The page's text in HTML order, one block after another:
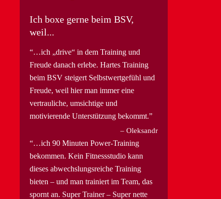
Ich boxe gerne beim BSV,
weil...
…ich „drive“ in dem Training und
Freude danach erlebe. Hartes Training
beim BSV steigert Selbstwertgefühl und
Freude, weil hier man immer eine
vertrauliche, umsichtige und
motivierende Unterstützung bekommt.
Oleksandr
…ich 90 Minuten Power-Training
bekommen. Kein Fitnessstudio kann
dieses abwechslungsreiche Training
bieten – und man trainiert im Team, das
spornt an. Super Trainer – Super nette